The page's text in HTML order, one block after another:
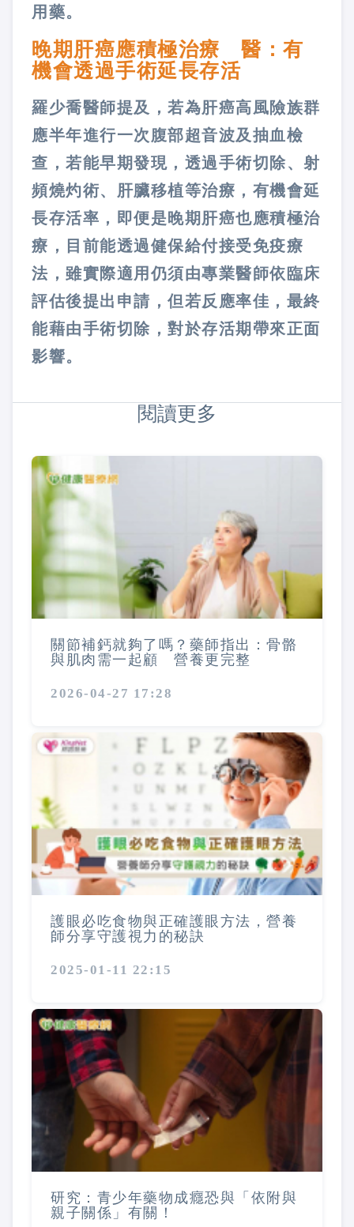
用藥。
晚期肝癌應積極治療 醫：有
機會透過手術延長存活
羅少喬醫師提及，若為肝癌高風險族群
應半年進行一次腹部超音波及抽血檢
查，若能早期發現，透過手術切除、射
頻燒灼術、肝臟移植等治療，有機會延
長存活率，即便是晚期肝癌也應積極治
療，目前能透過健保給付接受免疫療
法，雖實際適用仍須由專業醫師依臨床
評估後提出申請，但若反應率佳，最終
能藉由手術切除，對於存活期帶來正面
影響。
閱讀更多
關節補鈣就夠了嗎？藥師指出：骨骼
與肌肉需一起顧 營養更完整
2026-04-27 17:28
護眼必吃食物與正確護眼方法，營養
師分享守護視力的秘訣
2025-01-11 22:15
研究：青少年藥物成癮恐與「依附與
親子關係」有關！